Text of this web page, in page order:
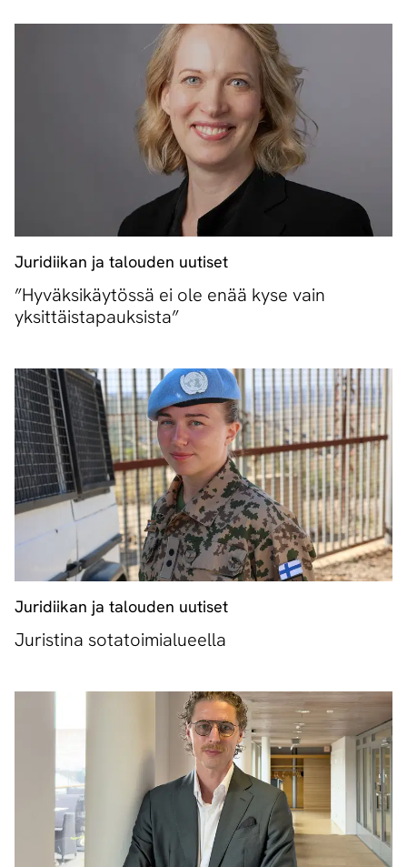
Juridiikan ja talouden uutiset
”Hyväksikäytössä ei ole enää kyse vain
yksittäistapauksista”
Juridiikan ja talouden uutiset
Juristina sotatoimialueella